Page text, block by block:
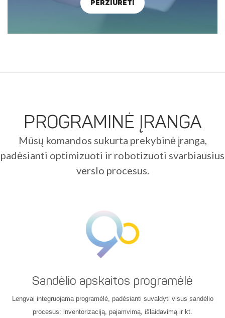
Peržiūrėti
PROGRAMINĖ ĮRANGA
Mūsų komandos sukurta prekybinė įranga,
padėsianti optimizuoti ir robotizuoti svarbiausius
verslo procesus.
Sandėlio apskaitos programėlė
Lengvai integruojama programėlė, padėsianti suvaldyti visus sandėlio
procesus: inventorizaciją, pajamvimą, išlaidavimą ir kt.